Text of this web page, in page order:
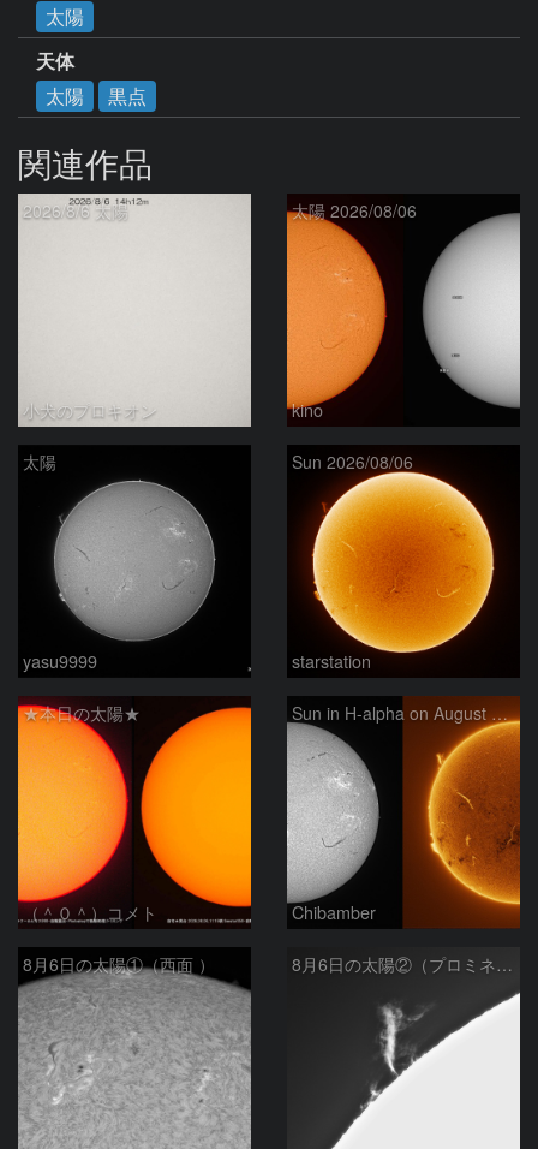
太陽
天体
太陽
黒点
関連作品
2026/8/6 太陽
小犬のプロキオン
太陽 2026/08/06
kino
太陽
yasu9999
Sun 2026/08/06
starstation
★本日の太陽★
（＾０＾）コメト
Sun in H-alpha on August 6, 2026
Chibamber
8月6日の太陽①（西面 ） 8月6日の太陽②（プロミネン北東縁 ）